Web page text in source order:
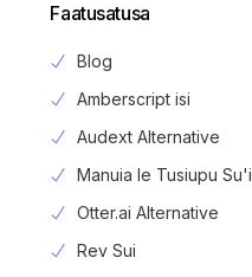
Faatusatusa
Blog
Amberscript isi
Audext Alternative
Manuia le Tusiupu Su'i
Otter.ai Alternative
Rev Sui